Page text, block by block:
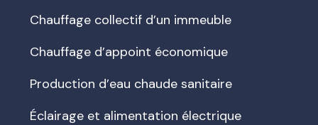
Chauffage collectif d’un immeuble
Chauffage d’appoint économique
Production d’eau chaude sanitaire
Éclairage et alimentation électrique